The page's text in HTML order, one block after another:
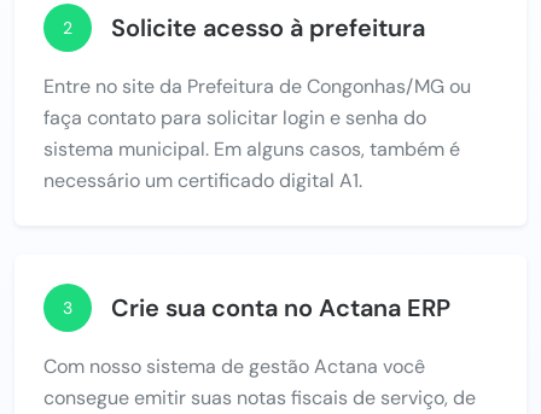
2 Solicite acesso à prefeitura
Entre no site da Prefeitura de Congonhas/MG ou
faça contato para solicitar login e senha do
sistema municipal. Em alguns casos, também é
necessário um certificado digital A1.
3 Crie sua conta no Actana ERP
Com nosso sistema de gestão Actana você
consegue emitir suas notas fiscais de serviço, de